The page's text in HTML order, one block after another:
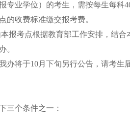
业学位）的考生，需按每生每
的收费标准缴交报考费。
考点根据教育部工作安排，结合
。
将于10月下旬另行公告，请考生
个条件之一：